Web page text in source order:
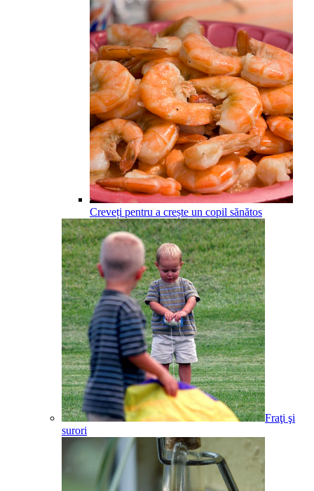
Creveți pentru a crește un copil sănătos
Fraţi şi
surori